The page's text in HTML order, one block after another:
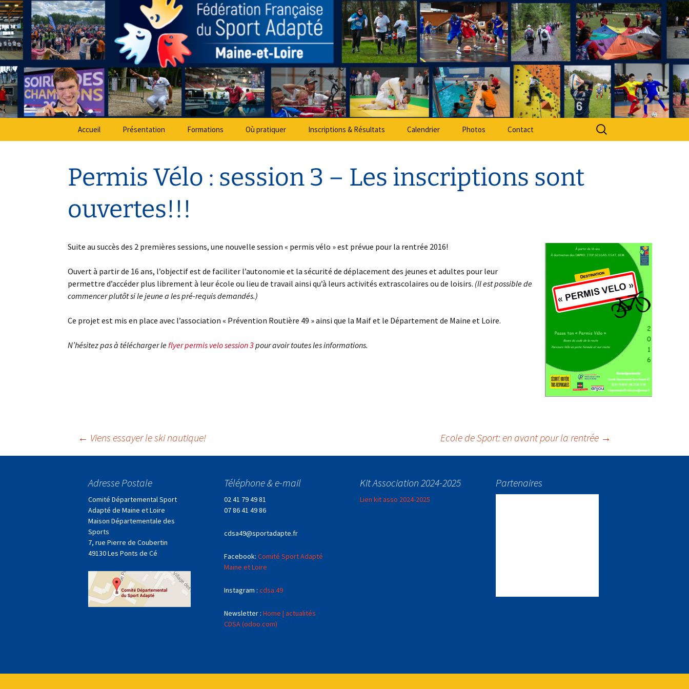
Aller
au
contenu
Comité Départemental Sport Adapté 49
Sport Adapté 49
Accueil Présentation Formations Où pratiquer Inscriptions & Résultats Calendrier Photos Contact
Rechercher :
Permis Vélo : session 3 – Les inscriptions sont
ouvertes!!!
Suite au succès des 2 premières sessions, une nouvelle session « permis vélo » est prévue pour la rentrée 2016!
Ouvert à partir de 16 ans, l’objectif est de faciliter l’autonomie et la sécurité de déplacement des jeunes et adultes pour leur
permettre d’accéder plus librement à leur école ou lieu de travail ainsi qu’à leurs activités extrascolaires ou de loisirs. (Il est possible de
commencer plutôt si le jeune a les pré-requis demandés.)
Ce projet est mis en place avec l’association « Prévention Routière 49 » ainsi que la Maif et le Département de Maine et Loire.
N’hésitez pas à télécharger leflyer permis velo session 3pour avoir toutes les informations.
Navigation
articles
← Viens essayer le ski nautique! Ecole de Sport: en avant pour la rentrée →
Adresse Postale
Comité Départemental Sport
Adapté de Maine et Loire
Maison Départementale des
Sports
7, rue Pierre de Coubertin
49130 Les Ponts de Cé
Téléphone & e-mail
02 41 79 49 81
07 86 41 49 86
cdsa49@sportadapte.fr
Facebook: Comité Sport Adapté
Maine et Loire
Instagram : cdsa.49
Newsletter : Home | actualités
CDSA (odoo.com)
Kit Association 2024-2025
Lien kit asso 2024-2025
Partenaires